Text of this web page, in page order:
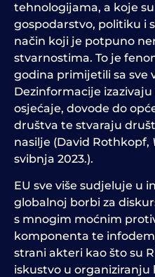
tehnologijama, a koje
gospodarstvo, politiku i
način koji je potpuno
stvarnostima. To je
godina primijetili sa sve
Dezinformacije
osjećaje, dovode do
društva te stvaraju
nasilje (David Rothkopf,
svibnja 2023.).
EU sve više sudjeluje u
globalnoj borbi za
s mnogim moćnim
komponenta te
strani akteri kao što su
iskustvo u organiziranju